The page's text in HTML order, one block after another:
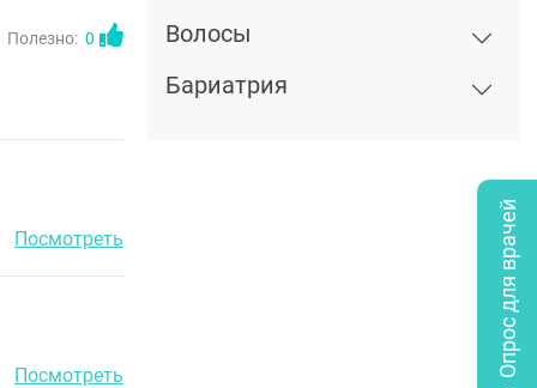
Полезно: 0
Посмотреть
Посмотреть
Волосы
Бариатрия
Опрос для врачей